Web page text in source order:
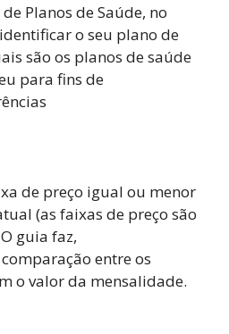
Planos de Saúde, no
o seu plano de
são os planos de saúde
para fins de
de preço igual ou menor
(as faixas de preço são
guia faz,
entre os
o valor da mensalidade.